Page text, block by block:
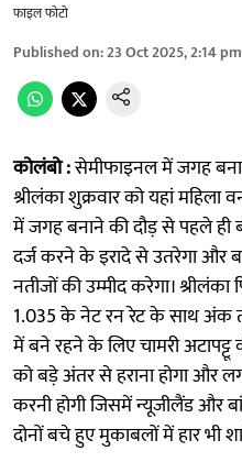
फाइल फोटो
Published on:23 Oct 2025, 2:14 pm
कोलंबो :सेमीफाइनल में जगह
श्रीलंका शुक्रवार को यहां
में जगह बनाने की दौड़ से पहले ही
दर्ज करने के इरादे से उतरेगा
नतीजों की उम्मीद करेगा।
1.035 के नेट रन रेट के साथ अंक
में बने रहने के लिए चामरी अटापट्टू
को बड़े अंतर से हराना होगा और
करनी होगी जिसमें न्यूजीलैंड और
दोनों बचे हुए मुकाबलों में हार भी